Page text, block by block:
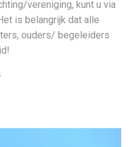
vereniging, kunt u via
is belangrijk dat alle
ouders/ begeleiders